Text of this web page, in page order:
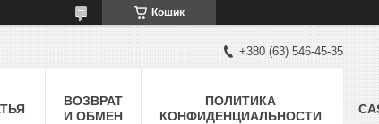
Кошик
+380 (63) 546-45-35
ВОЗВРАТ
И ОБМЕН
ПОЛИТИКА
КОНФИДЕНЦИАЛЬНОСТИ